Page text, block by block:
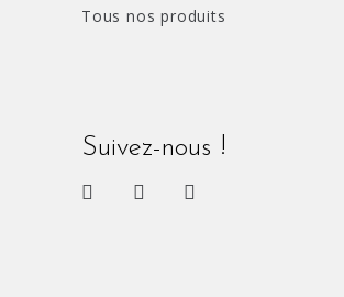
Tous nos produits
Suivez-nous !